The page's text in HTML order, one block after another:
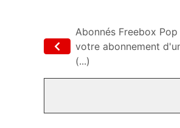
Abonnés Freebox
votre abonnement
(...)